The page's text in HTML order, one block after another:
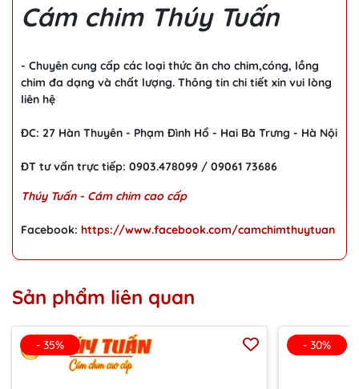
Cám chim Thúy Tuấn
- Chuyên cung cấp các loại thức ăn cho chim,cóng, lồng
chim đa dạng và chất lượng. Thông tin chi tiết xin vui lòng
liên hệ
ĐC: 27 Hàn Thuyên - Phạm Đình Hổ - Hai Bà Trưng - Hà Nội
ĐT tư vấn trực tiếp: 0903.478099 / 09061 73686
Thúy Tuấn - Cám chim cao cấp
Facebook: https://www.facebook.com/camchimthuytuan
Sản phẩm liên quan
- 35% - 30%